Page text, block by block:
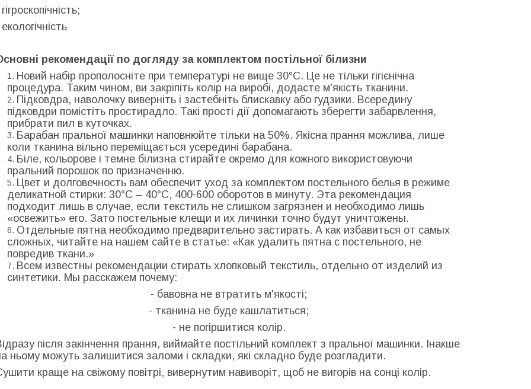
рекомендації по догляду за комплектом постільної білизни
Новий набір прополосніте при температурі не вище 30°С. Це не тільки гігієнічна
процедура. Таким чином, ви закріпіть колір на виробі, додасте м'якість тканини.
Підковдра, наволочку виверніть і застебніть блискавку або гудзики. Всередину
підковдри помістіть простирадло. Такі прості дії допомагають зберегти забарвлення,
прибрати пил в куточках.
Барабан пральної машинки наповнюйте тільки на 50%. Якісна прання можлива, лише
коли тканина вільно переміщається усередині барабана.
Біле, кольорове і темне білизна стирайте окремо для кожного використовуючи
пральний порошок по призначенню.
Цвет и долговечность вам обеспечит уход за комплектом постельного белья в режиме
деликатной стирки: 30°С – 40°С, 400-600 оборотов в минуту. Эта рекомендация
подходит лишь в случае, если текстиль не слишком загрязнен и необходимо лишь
«освежить» его. Зато постельные клещи и их личинки точно будут уничтожены.
Отдельные пятна необходимо предварительно застирать. А как избавиться от самых
сложных, читайте на нашем сайте в статье: «Как удалить пятна с постельного, не
повредив ткани.»
Всем известны рекомендации стирать хлопковый текстиль, отдельно от изделий из
синтетики. Мы расскажем почему:
- бавовна не втратить м'якості;
- тканина не буде кашлатиться;
- не погіршитися колір.
після закінчення прання, виймайте постільний комплект з пральної машинки. Інакше
ньому можуть залишитися заломи і складки, які складно буде розгладити.
краще на свіжому повітрі, вивернутим навиворіт, щоб не вигорів на сонці колір.